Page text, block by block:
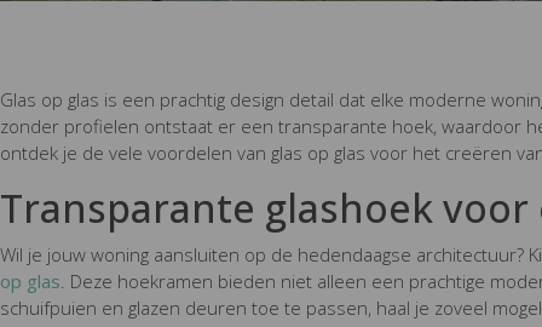
Glas op glas is een prachtig design detail dat elke moderne
zonder profielen ontstaat er een transparante hoek, waardoor
ontdek je de vele voordelen van glas op glas voor het creëren
Transparante glashoek
Wil je jouw woning aansluiten op de hedendaagse architectuur?
op glas. Deze hoekramen bieden niet alleen een prachtige
schuifpuien en glazen deuren toe te passen, haal je zoveel